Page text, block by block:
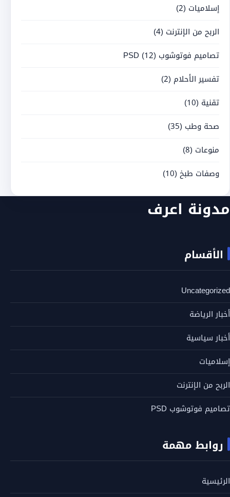
إسلاميات (2)
الربح من الإنترنت (4)
تصاميم فوتوشوب PSD (12)
تفسير الأحلام (2)
تقنية (10)
صحة وطب (35)
منوعات (8)
وصفات طبخ (10)
مدونة اعرف
الأقسام
Uncategorized
أخبار الرياضة
أخبار سياسية
إسلاميات
الربح من الإنترنت
تصاميم فوتوشوب PSD
روابط مهمة
الرئيسية